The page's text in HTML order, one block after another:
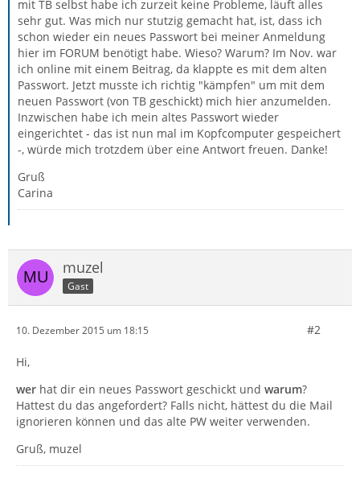
mit TB selbst habe ich zurzeit keine Probleme, läuft alles
sehr gut. Was mich nur stutzig gemacht hat, ist, dass ich
schon wieder ein neues Passwort bei meiner Anmeldung
hier im FORUM benötigt habe. Wieso? Warum? Im Nov. war
ich online mit einem Beitrag, da klappte es mit dem alten
Passwort. Jetzt musste ich richtig "kämpfen" um mit dem
neuen Passwort (von TB geschickt) mich hier anzumelden.
Inzwischen habe ich mein altes Passwort wieder
eingerichtet - das ist nun mal im Kopfcomputer gespeichert
-, würde mich trotzdem über eine Antwort freuen. Danke!
Gruß
Carina
muzel
Gast
10. Dezember 2015 um 18:15 #2
Hi,
wer hat dir ein neues Passwort geschickt und warum?
Hattest du das angefordert? Falls nicht, hättest du die Mail
ignorieren können und das alte PW weiter verwenden.
Gruß, muzel